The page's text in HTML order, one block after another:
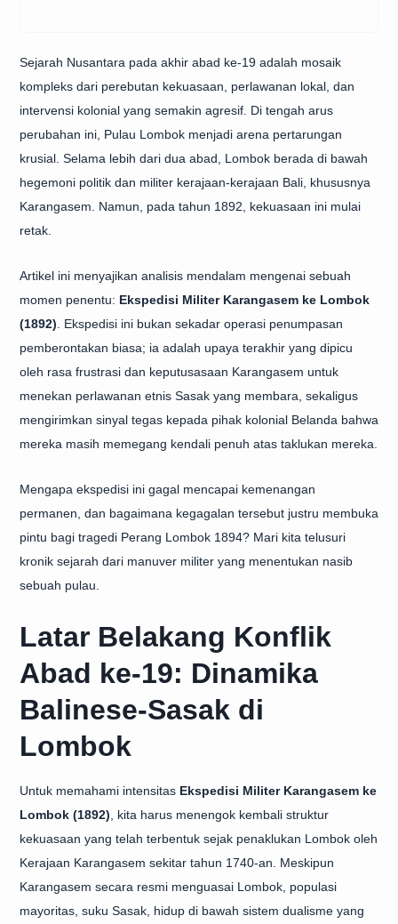
Sejarah Nusantara pada akhir abad ke-19 adalah mosaik
kompleks dari perebutan kekuasaan, perlawanan lokal, dan
intervensi kolonial yang semakin agresif. Di tengah arus
perubahan ini, Pulau Lombok menjadi arena pertarungan
krusial. Selama lebih dari dua abad, Lombok berada di bawah
hegemoni politik dan militer kerajaan-kerajaan Bali, khususnya
Karangasem. Namun, pada tahun 1892, kekuasaan ini mulai
retak.
Artikel ini menyajikan analisis mendalam mengenai sebuah
momen penentu: Ekspedisi Militer Karangasem ke Lombok
(1892) . Ekspedisi ini bukan sekadar operasi penumpasan
pemberontakan biasa; ia adalah upaya terakhir yang dipicu
oleh rasa frustrasi dan keputusasaan Karangasem untuk
menekan perlawanan etnis Sasak yang membara, sekaligus
mengirimkan sinyal tegas kepada pihak kolonial Belanda bahwa
mereka masih memegang kendali penuh atas taklukan mereka.
Mengapa ekspedisi ini gagal mencapai kemenangan
permanen, dan bagaimana kegagalan tersebut justru membuka
pintu bagi tragedi Perang Lombok 1894? Mari kita telusuri
kronik sejarah dari manuver militer yang menentukan nasib
sebuah pulau.
Latar Belakang Konflik
Abad ke-19: Dinamika
Balinese-Sasak di
Lombok
Untuk memahami intensitas Ekspedisi Militer Karangasem ke
Lombok (1892) , kita harus menengok kembali struktur
kekuasaan yang telah terbentuk sejak penaklukan Lombok oleh
Kerajaan Karangasem sekitar tahun 1740-an. Meskipun
Karangasem secara resmi menguasai Lombok, populasi
mayoritas, suku Sasak, hidup di bawah sistem dualisme yang